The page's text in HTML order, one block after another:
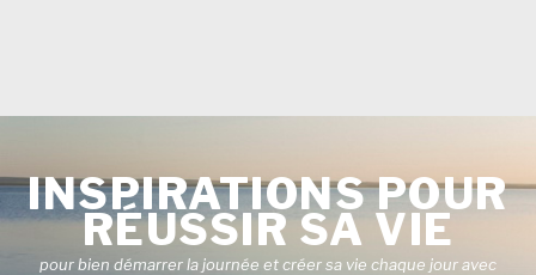
contenu
INSPIRATIONS POUR
RÉUSSIR SA VIE
pour bien démarrer la journée et créer sa vie chaque jour avec